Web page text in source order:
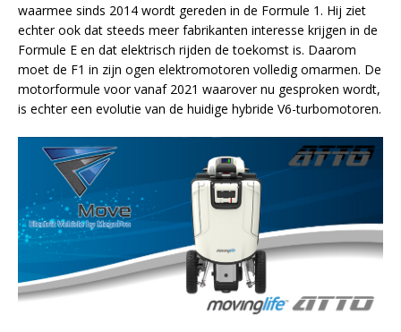
waarmee sinds 2014 wordt gereden in de Formule 1. Hij ziet
echter ook dat steeds meer fabrikanten interesse krijgen in de
Formule E en dat elektrisch rijden de toekomst is. Daarom
moet de F1 in zijn ogen elektromotoren volledig omarmen. De
motorformule voor vanaf 2021 waarover nu gesproken wordt,
is echter een evolutie van de huidige hybride V6-turbomotoren.